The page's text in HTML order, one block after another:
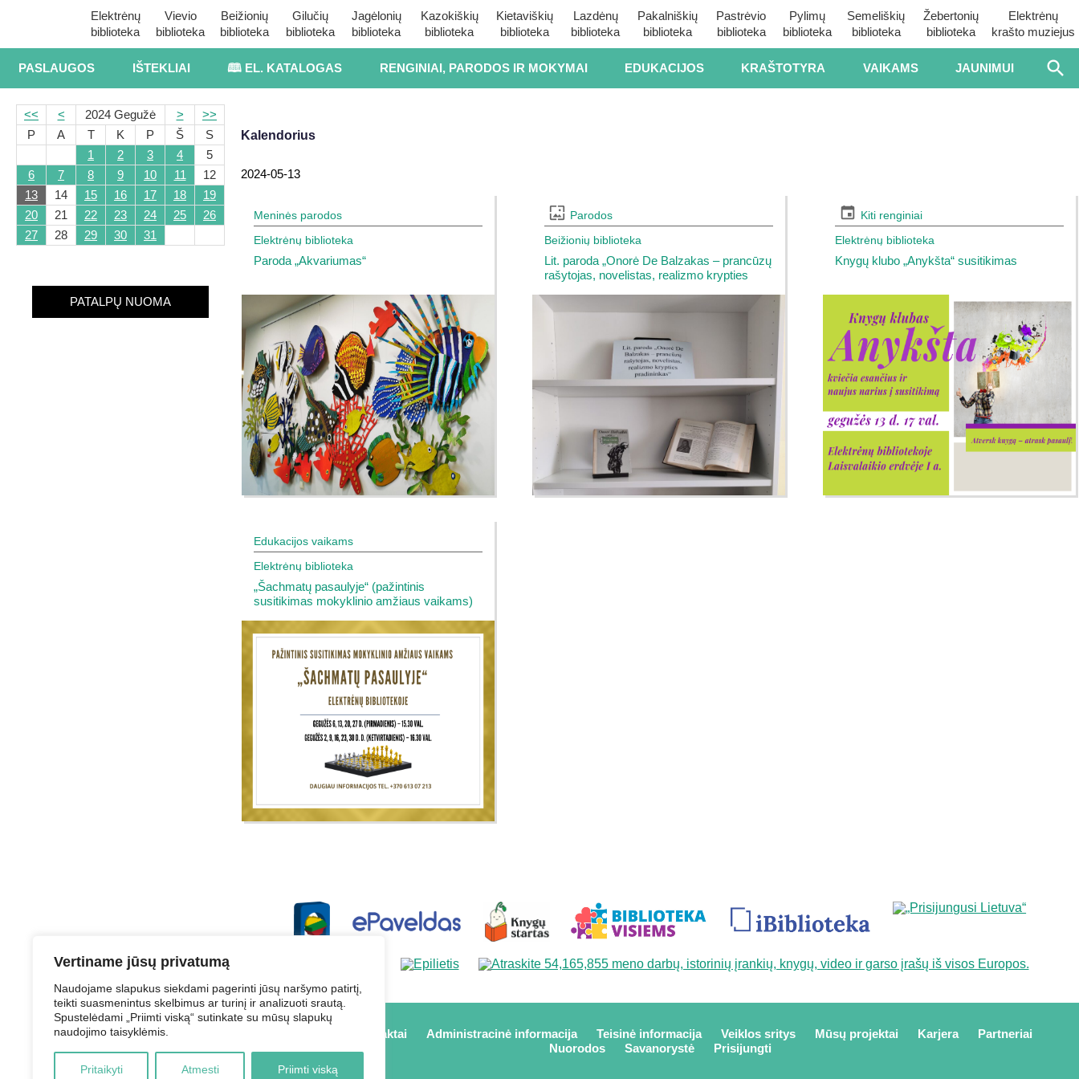
Vertiname jūsų privatumą
Naudojame slapukus siekdami pagerinti jūsų naršymo patirtį,
teikti suasmenintus skelbimus ar turinį ir analizuoti srautą.
Spustelėdami „Priimti viską“ sutinkate su mūsų slapukų
naudojimo taisyklėmis.
Pritaikyti Atmesti Priimti viską
Elektrėnų
biblioteka
Vievio
biblioteka
Beižionių
biblioteka
Gilučių
biblioteka
Jagėlonių
biblioteka
Kazokiškių
biblioteka
Kietaviškių
biblioteka
Lazdėnų
biblioteka
Pakalniškių
biblioteka
Pastrėvio
biblioteka
Pylimų
biblioteka
Semeliškių
biblioteka
Žebertonių
biblioteka
Elektrėnų
krašto muziejus
PASLAUGOS IŠTEKLIAI 🕮 EL. KATALOGAS RENGINIAI, PARODOS IR MOKYMAI EDUKACIJOS KRAŠTOTYRA VAIKAMS JAUNIMUI
<< < 2024 Gegužė >
>>
P
A T K P Š
S
1
2 3 4
5
6
7 8 9 10 11
12
13
14 15 16 17 18
19
20
21 22 23 24 25
26
27
28 29 30 31
PATALPŲ NUOMA
Kalendorius
2024-05-13
Meninės parodos
Elektrėnų biblioteka
Paroda „Akvariumas“
Parodos
Beižionių biblioteka
Lit. paroda „Onorė De Balzakas – prancūzų
rašytojas, novelistas, realizmo krypties
Kiti renginiai
Elektrėnų biblioteka
Knygų klubo „Anykšta“ susitikimas
Edukacijos vaikams
Elektrėnų biblioteka
„Šachmatų pasaulyje“ (pažintinis
susitikimas mokyklinio amžiaus vaikams)
Struktūra ir kontaktai Administracinė informacija Teisinė informacija Veiklos sritys Mūsų projektai Karjera
Partneriai
Nuorodos
Savanorystė Prisijungti